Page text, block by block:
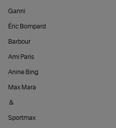
Ganni
Éric Bompard
Barbour
Ami Paris
Anine Bing
Max Mara
&
Sportmax